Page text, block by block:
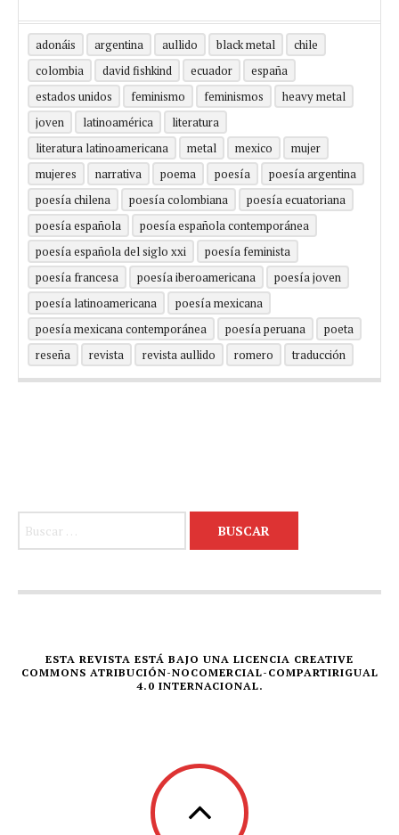
adonáis argentina aullido black metal
chile
colombia
david fishkind ecuador
españa
estados unidos
feminismo feminismos
heavy metal
joven
latinoamérica
literatura
literatura latinoamericana
metal mexico
mujer
mujeres
narrativa poema poesía
poesía argentina
poesía chilena
poesía colombiana
poesía ecuatoriana
poesía española
poesía española contemporánea
poesía española del siglo xxi
poesía feminista
poesía francesa
poesía iberoamericana
poesía joven
poesía latinoamericana
poesía mexicana
poesía mexicana contemporánea
poesía peruana
poeta
reseña
revista revista aullido romero traducción
ESTA REVISTA ESTÁ BAJO UNA LICENCIA CREATIVE
COMMONS ATRIBUCIÓN-NOCOMERCIAL-COMPARTIRIGUAL
4.0 INTERNACIONAL.